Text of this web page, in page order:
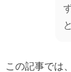
この記事では